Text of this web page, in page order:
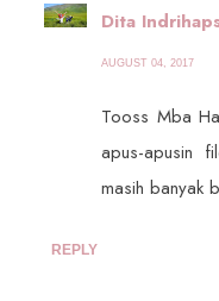
Dita
AUGUST 04, 2017
Tooss Mba
apus-apusin
masih banyak
REPLY